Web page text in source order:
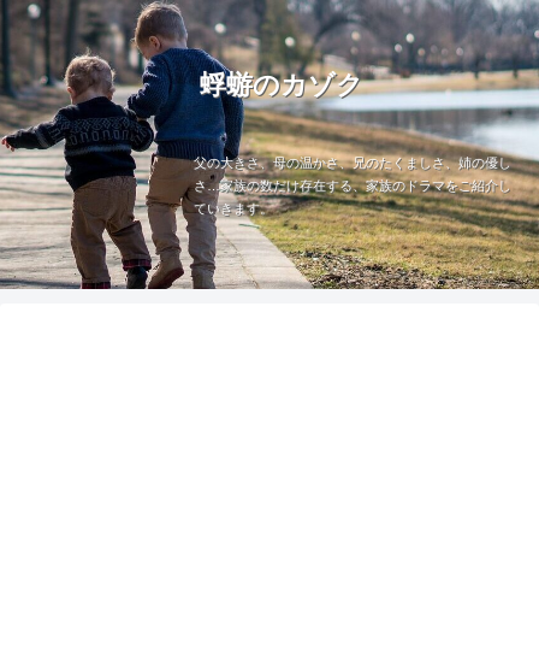
蜉蝣のカゾク
父の大きさ、母の温かさ、兄のたくましさ、姉の優し
さ…家族の数だけ存在する、家族のドラマをご紹介し
ていきます。